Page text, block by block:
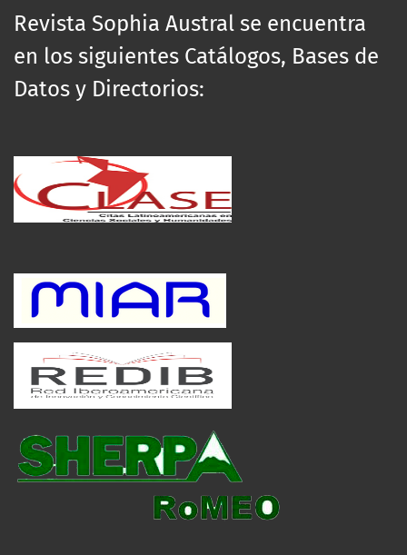
Revista Sophia Austral se encuentra
en los siguientes Catálogos, Bases de
Datos y Directorios: